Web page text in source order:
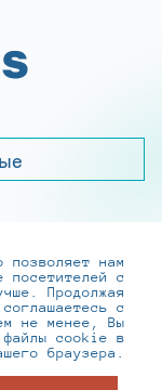
0-260
2Б строение 1
нам
посетителей с
Продолжая
с
не менее, Вы
файлы cookie в
браузера.